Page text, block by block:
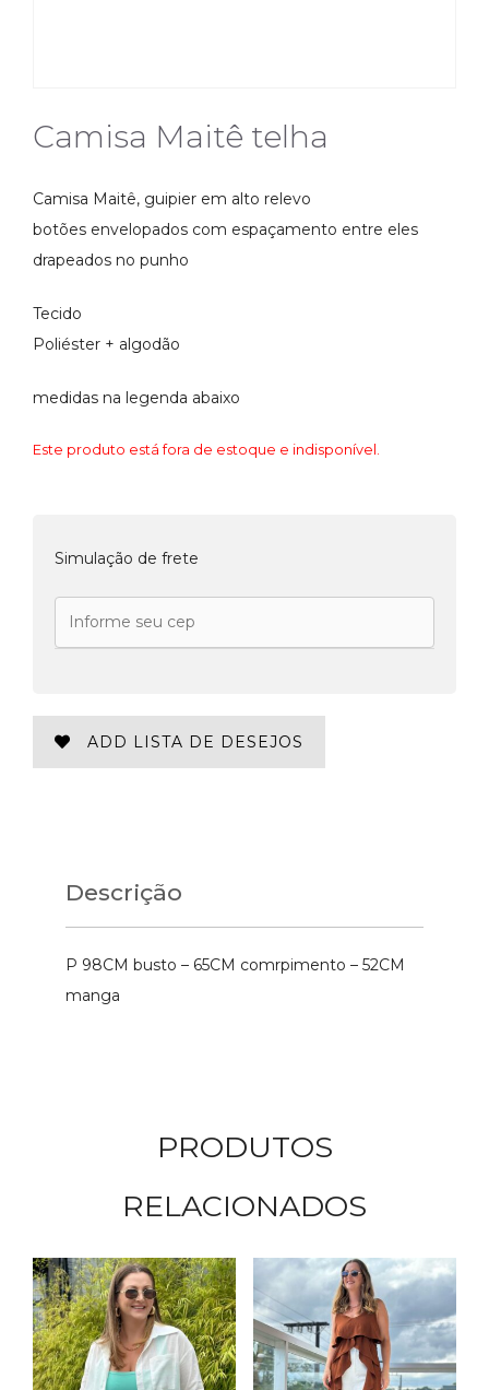
Camisa Maitê telha
Camisa Maitê, guipier em alto relevo
botões envelopados com espaçamento entre eles
drapeados no punho
Tecido
Poliéster + algodão
medidas na legenda abaixo
Este produto está fora de estoque e indisponível.
Simulação de frete
ADD LISTA DE DESEJOS
Descrição
P 98CM busto – 65CM comrpimento – 52CM
manga
PRODUTOS
RELACIONADOS